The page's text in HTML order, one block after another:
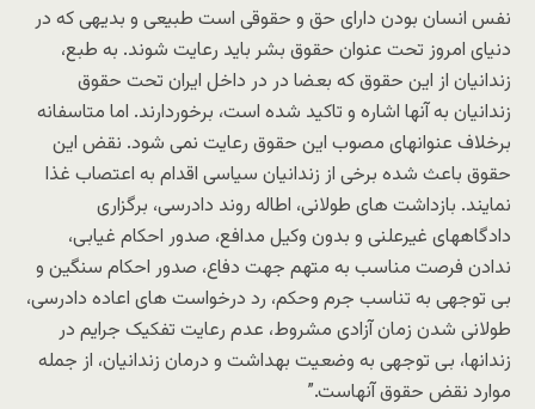
نفس انسان بودن دارای حق و حقوقی است طبیعی و بدیهی که در
دنیای امروز تحت عنوان حقوق بشر باید رعایت شوند. به طبع،
زندانیان از این حقوق که بعضا در در داخل ایران تحت حقوق
زندانیان به آنها اشاره و تاکید شده است، برخوردارند. اما متاسفانه
برخلاف عنوانهای مصوب این حقوق رعایت نمی شود. نقض این
حقوق باعث شده برخی از زندانیان سیاسی اقدام به اعتصاب غذا
نمایند. بازداشت های طولانی، اطاله روند دادرسی، برگزاری
دادگاههای غیرعلنی و بدون وکیل مدافع، صدور احکام غیابی،
ندادن فرصت مناسب به متهم جهت دفاع، صدور احکام سنگین و
بی توجهی به تناسب جرم وحکم، رد درخواست های اعاده دادرسی،
طولانی شدن زمان آزادی مشروط، عدم رعایت تفکیک جرایم در
زندانها، بی توجهی به وضعیت بهداشت و درمان زندانیان، از جمله
موارد نقض حقوق آنهاست.”